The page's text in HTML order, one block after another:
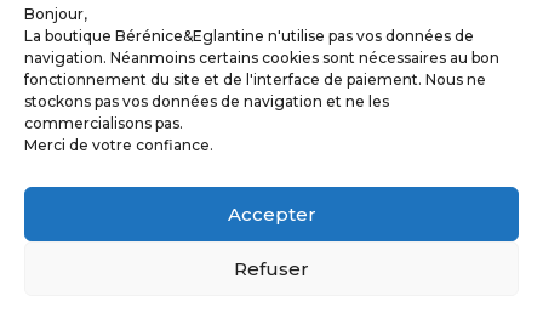
Bonjour,
La boutique Bérénice&Eglantine n'utilise pas vos données de
navigation. Néanmoins certains cookies sont nécessaires au bon
fonctionnement du site et de l'interface de paiement. Nous ne
stockons pas vos données de navigation et ne les
commercialisons pas.
Merci de votre confiance.
Accepter
Refuser
INFORMATIONS
Conditions générales de vente
Mentions légales